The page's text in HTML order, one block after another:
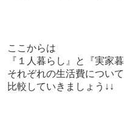
ここからは
『１人暮らし』と『実家暮
それぞれの生活費について
比較していきましょう↓↓